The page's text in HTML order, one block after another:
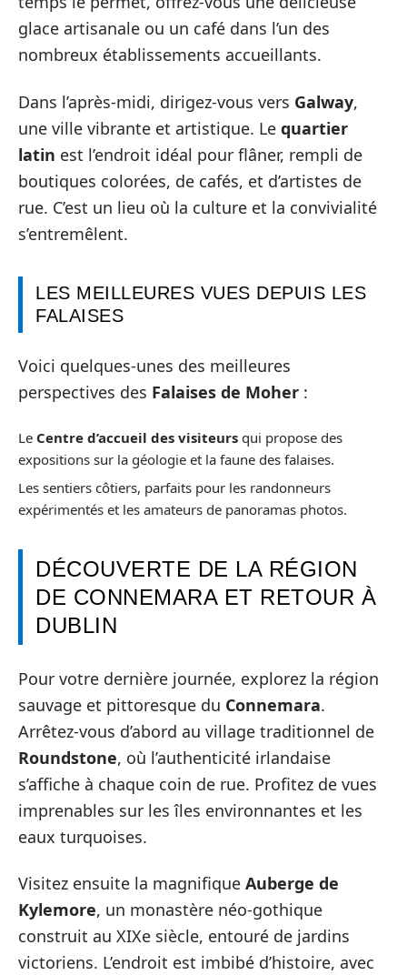
glace artisanale ou un café dans l’un des
nombreux établissements accueillants.
Dans l’après-midi, dirigez-vous vers Galway,
une ville vibrante et artistique. Le quartier
latin est l’endroit idéal pour flâner, rempli de
boutiques colorées, de cafés, et d’artistes de
rue. C’est un lieu où la culture et la convivialité
s’entremêlent.
LES MEILLEURES VUES DEPUIS LES
FALAISES
Voici quelques-unes des meilleures
perspectives des Falaises de Moher :
Le Centre d’accueil des visiteurs qui propose des
expositions sur la géologie et la faune des falaises.
Les sentiers côtiers, parfaits pour les randonneurs
expérimentés et les amateurs de panoramas photos.
DÉCOUVERTE DE LA RÉGION
DE CONNEMARA ET RETOUR À
DUBLIN
Pour votre dernière journée, explorez la région
sauvage et pittoresque du Connemara.
Arrêtez-vous d’abord au village traditionnel de
Roundstone, où l’authenticité irlandaise
s’affiche à chaque coin de rue. Profitez de vues
imprenables sur les îles environnantes et les
eaux turquoises.
Visitez ensuite la magnifique Auberge de
Kylemore, un monastère néo-gothique
construit au XIXe siècle, entouré de jardins
victoriens. L’endroit est imbibé d’histoire, avec